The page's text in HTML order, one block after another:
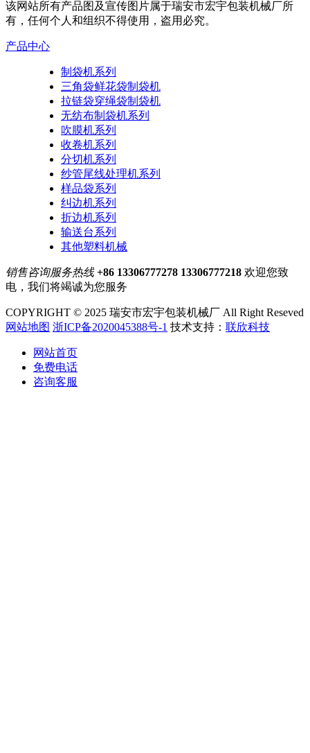
该网站所有产品图及宣传图片属于瑞安市宏宇包装机械厂所
有，任何个人和组织不得使用，盗用必究。
产品中心
制袋机系列
三角袋鲜花袋制袋机
拉链袋穿绳袋制袋机
无纺布制袋机系列
吹膜机系列
收卷机系列
分切机系列
纱管尾线处理机系列
样品袋系列
纠边机系列
折边机系列
输送台系列
其他塑料机械
销售咨询服务热线 +86 13306777278 13306777218 欢迎您致
电，我们将竭诚为您服务
COPYRIGHT © 2025 瑞安市宏宇包装机械厂 All Right Reseved
网站地图 浙ICP备2020045388号-1 技术支持： 联欣科技
网站首页
免费电话
咨询客服